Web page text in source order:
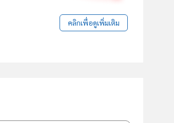
คลิกเพื่อดูเพิ่มเติม